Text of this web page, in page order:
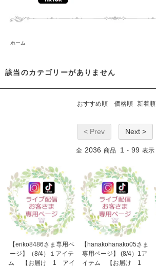
ホーム
該当のカテゴリーがありません
おすすめ順 価格順 新着順
< Prev Next >
全 2036 商品 1 - 99 表示
【eriko8486さま専用ペ
ージ】（8/4）１アイテ
ム 【お届け 1 アイ
【hanakohanako05さま
専用ページ】 (8/4）1ア
イテム 【お届け 1